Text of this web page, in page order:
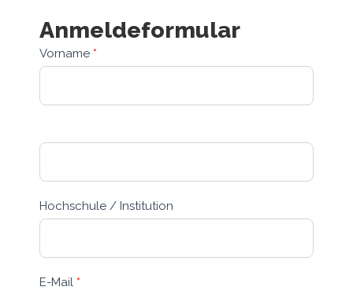
Anmeldeformular
Anmeldeformular
Vorname *
Hochschule / Institution
E-Mail *